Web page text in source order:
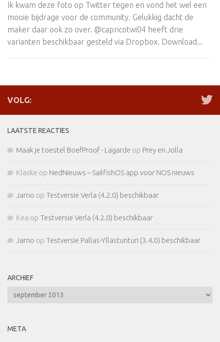
Ik kwam deze foto op Twitter tegen en vond het wel een
mooie bijdrage voor de community. Gelukkig dacht de
maker daar ook zo over. @capricotwi04 heeft drie
varianten beschikbaar gesteld via Dropbox. Download...
VOLG:
LAATSTE REACTIES
Maak je toestel BoefProof - Lagarde op Prey en Jolla
Klaske op NedNieuws – SailfishOS app voor NOS nieuws
Jarno op Testversie Verla (4.2.0) beschikbaar
Kea op Testversie Verla (4.2.0) beschikbaar
Jarno op Testversie Pallas-Yllästunturi (3.4.0) beschikbaar
ARCHIEF
Archief
META